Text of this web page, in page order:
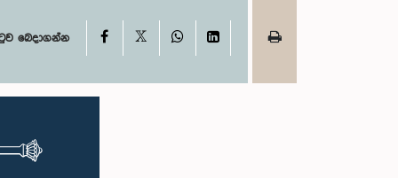
බෙදාගන්න Facebook WhatsAppLinkedIn